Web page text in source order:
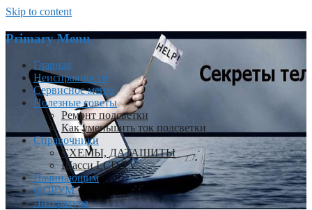
Skip to content
Primary Menu
Главная
Неисправности
Сервисное меню
Полезные советы
Ремонт подсветки
Как уменьшить ток подсветки
Справочники
СХЕМЫ, ДАТАШИТЫ
Шасси LCD TV
Начинающим
ФОРУМ
Литература